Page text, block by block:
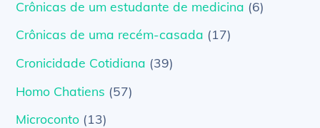
Crônicas de um estudante de medicina (6)
Crônicas de uma recém-casada (17)
Cronicidade Cotidiana (39)
Homo Chatiens (57)
Microconto (13)